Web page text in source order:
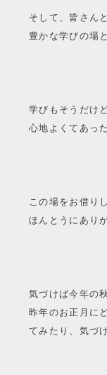
そして、皆さん
豊かな学びの場
学びもそうだけ
心地よくてあっ
この場をお借り
ほんとうにあり
気づけば今年の
昨年のお正月に
てみたり、気づ